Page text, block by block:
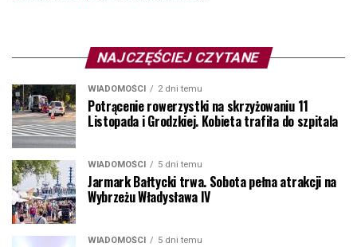
NAJCZĘŚCIEJ CZYTANE
WIADOMOŚCI 2 dni temu
Potrącenie rowerzystki na skrzyżowaniu 11
Listopada i Grodzkiej. Kobieta trafiła do szpitala
WIADOMOŚCI 5 dni temu
Jarmark Bałtycki trwa. Sobota pełna atrakcji na
Wybrzeżu Władysława IV
WIADOMOŚCI 5 dni temu